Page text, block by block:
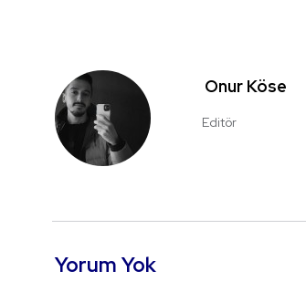
Onur Köse
Editör
Yorum Yok